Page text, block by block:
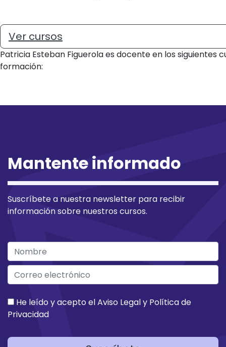
Ver cursos
Patricia Esteban Figuerola es docente en los siguientes
formación:
Mantente informado
Suscríbete a nuestra newsletter para recibir
información sobre nuestros cursos.
He leído y acepto elAviso Legaly Política de
Privacidad